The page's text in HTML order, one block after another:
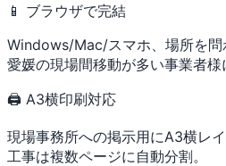
📱 ブラウザで完結
Windows/Mac/スマホ、場所を問
愛媛の現場間移動が多い事業者様
🖨 A3横印刷対応
現場事務所への掲示用にA3横レ
工事は複数ページに自動分割。